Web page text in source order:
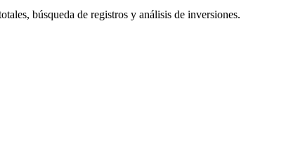
búsqueda de registros y análisis de inversiones.